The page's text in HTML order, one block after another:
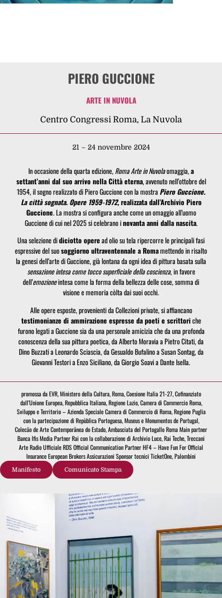
PIERO GUCCIONE
ARTE IN NUVOLA
Centro Congressi Roma, La Nuvola
21 – 24 novembre 2024
In occasione della quarta edizione, Roma Arte in Nuvolaomaggia,a
settant’anni dal suo arrivo nella Città eterna, avvenuto nell’ottobre del
1954, il sogno realizzato di Piero Guccione con la mostra Piero Guccione.
La città sognata. Opere 1959-1972, realizzata dall’Archivio Piero
Guccione. La mostra si configura anche come un omaggio all’uomo
Guccione di cui nel 2025 si celebrano inovanta anni dalla nascita.
Una selezione didiciotto operead olio su tela ripercorre le principali fasi
espressive del suosoggiorno ultraventennale a Romamettendo in risalto
la genesi dell’arte di Guccione, già lontana da ogni idea di pittura basata sulla
sensazione intesa come tocco superficiale della coscienza, in favore
dell’emozioneintesa come la forma della bellezza delle cose, somma di
visione e memoria còlta dai suoi occhi.
Alle opere esposte, provenienti da Collezioni private, si affiancano
testimonianze di ammirazione espresse da poeti e scrittoriche
furono legati a Guccione sia da una personale amicizia che da una profonda
conoscenza della sua pittura poetica, da Alberto Moravia a Pietro Citati, da
Dino Buzzati a Leonardo Sciascia, da Gesualdo Bufalino a Susan Sontag, da
Giovanni Testori a Enzo Siciliano, da Giorgio Soavi a Dante Isella.
promossa da EVR, Ministero della Cultura, Roma, Coesione Italia 21-27, Cofinanziato
dall’Unione Europea, Repubblica Italiana, Regione Lazio, Camera di Commercio Roma,
Sviluppo e Territorio – Azienda Speciale Camera di Commercio di Roma, Regione Puglia
con la partecipazione di Repùblica Portoguesa, Museus e Monumentos de Portugal,
Colecão de Arte Contemporãnea do Estado, Ambasciata del Portogallo Roma Main partner
Banca Ifis Media Partner Rai con la collaborazione di Archivio Luce, Rai Teche, Treccani
Arte Radio Ufficiale RDS Official Communication Partner HF4 – Have Fun For Official
Insurance European Brokers Assicurazioni Sponsor tecnici TicketOne, Palombini
Manifesto Comunicato Stampa